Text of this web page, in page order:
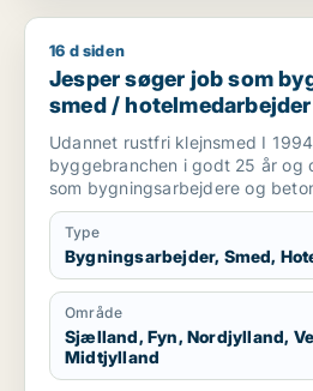
Jesper søger job som
16 d siden
Jesper søger job som
smed / hotelmedarbejder
Udannet rustfri klejnsmed I
byggebranchen i godt 25 år og
som bygningsarbejdere og
år som kranfører som jeg er pt.
Type
Bygningsarbejder, Smed,
Område
Sjælland, Fyn, Nordjylland,
Midtjylland